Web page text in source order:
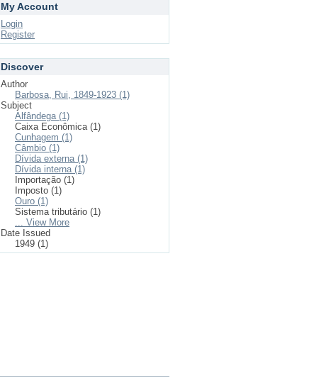
My Account
Login
Register
Discover
Author
Barbosa, Rui, 1849-1923 (1)
Subject
Alfândega (1)
Caixa Econômica (1)
Cunhagem (1)
Câmbio (1)
Dívida externa (1)
Dívida interna (1)
Importação (1)
Imposto (1)
Ouro (1)
Sistema tributário (1)
... View More
Date Issued
1949 (1)